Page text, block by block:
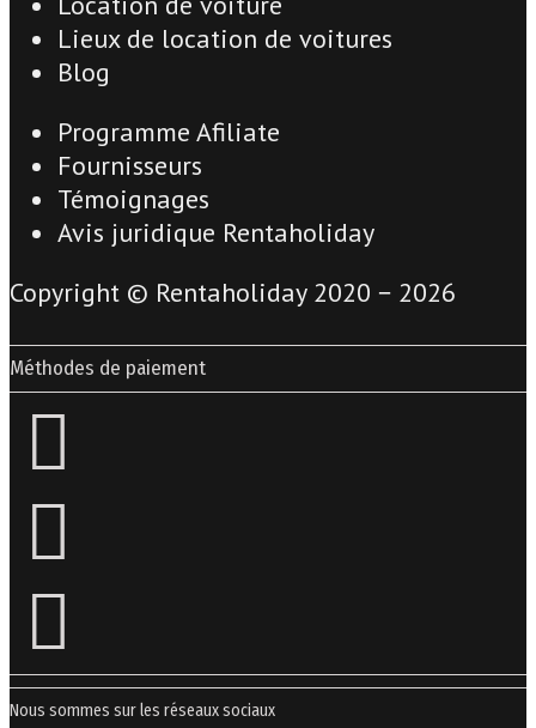
Lieux de location de voitures
Blog
Programme Afiliate
Fournisseurs
Témoignages
Avis juridique Rentaholiday
Copyright © Rentaholiday 2020 − 2026
Méthodes de paiement
Nous sommes sur les réseaux sociaux